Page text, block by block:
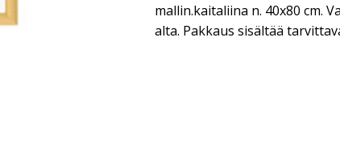
mallin.kaitaliina n. 40x80 cm.
alta. Pakkaus sisältää